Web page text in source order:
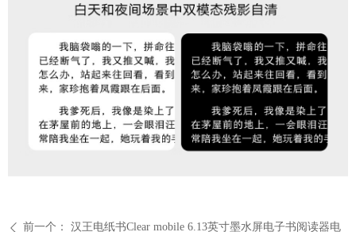
ꄴ 前一个：
汉王电纸书Clear mobile 6.13英寸墨水屏电子书阅读器电